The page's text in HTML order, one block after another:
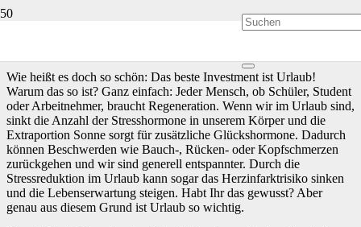
Wie heißt es doch so schön: Das beste Investment ist Urlaub!
Warum das so ist? Ganz einfach: Jeder Mensch, ob Schüler, Student
oder Arbeitnehmer, braucht Regeneration. Wenn wir im Urlaub sind,
sinkt die Anzahl der Stresshormone in unserem Körper und die
Extraportion Sonne sorgt für zusätzliche Glückshormone. Dadurch
können Beschwerden wie Bauch-, Rücken- oder Kopfschmerzen
zurückgehen und wir sind generell entspannter. Durch die
Stressreduktion im Urlaub kann sogar das Herzinfarktrisiko sinken
und die Lebenserwartung steigen. Habt Ihr das gewusst? Aber
genau aus diesem Grund ist Urlaub so wichtig.